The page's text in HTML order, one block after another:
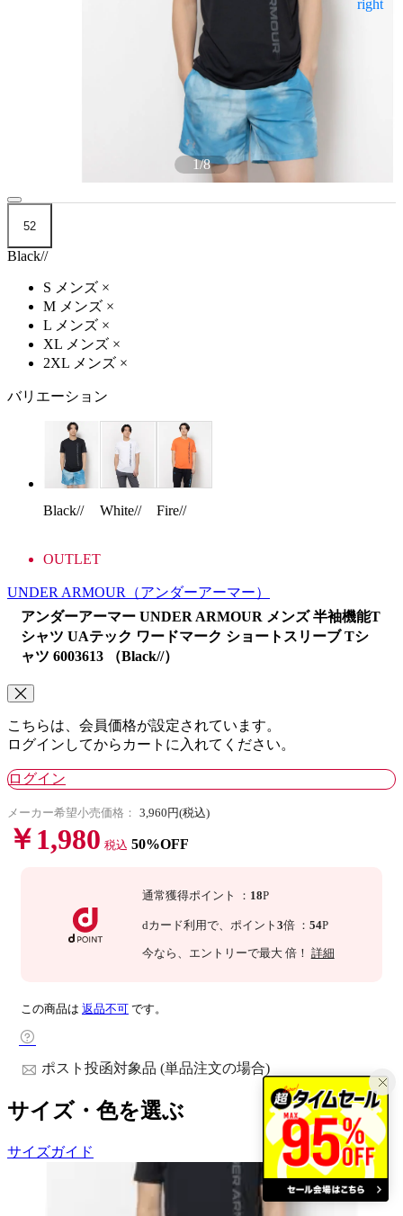
1/8
52
Black//
S メンズ ×
M メンズ ×
L メンズ ×
XL メンズ ×
2XL メンズ ×
バリエーション
Black// White// Fire//
OUTLET
UNDER ARMOUR （アンダーアーマー）
アンダーアーマー UNDER ARMOUR メンズ 半袖機能T
シャツ UAテック ワードマーク ショートスリーブ Tシ
ャツ 6003613 （Black//）
こちらは、会員価格が設定されています。
ログインしてからカートに入れてください。
ログイン
メーカー希望小売価格： 3,960円(税込)
￥1,980 税込 50%OFF
通常獲得ポイント ： 18P
dカード利用で、 ポイント 3倍 ： 54P
今なら 、エントリーで最大 倍！ 詳細
この商品は 返品不可 です。
ポスト投函対象品 (単品注文の場合)
サイズ・色を選ぶ
サイズガイド